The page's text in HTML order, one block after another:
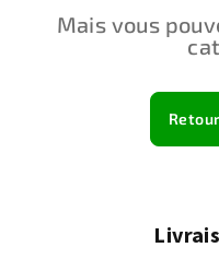
Mais vous